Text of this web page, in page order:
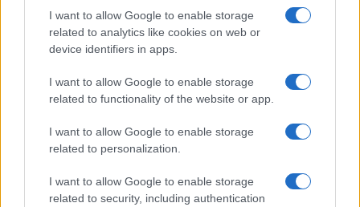
I want to allow Google to enable storage
related to analytics like cookies on web or
device identifiers in apps.
I want to allow Google to enable storage
related to functionality of the website or app.
I want to allow Google to enable storage
related to personalization.
I want to allow Google to enable storage
related to security, including authentication
neve a bassa quota
Francesca Lombardi · 4 Ago 2026
PIÙ LETTI
XPENG Partner del Teatro del Silenzio 2026: Veicoli
Elettrici e Musica in Sinfonia
Rilancio degli impianti sciistici in Val Vigezzo, Val
Formazza e Valle Antrona